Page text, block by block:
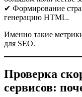
✔ Формирование
генерацию HTML.
Именно такие
для SEO.
Проверка
сервисов: